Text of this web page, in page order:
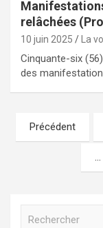
relâchées
10 juin 2025 La
Cinquante-six
des
Pagination
des
Précédent
…